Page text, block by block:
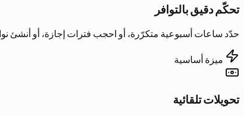
تحكّم دقيق بالتوافر
حدّد ساعات أسبوعية متكرّرة، أو احجب فترات إجازة، أو أنشئ
ميزة أساسية
تحويلات تلقائية